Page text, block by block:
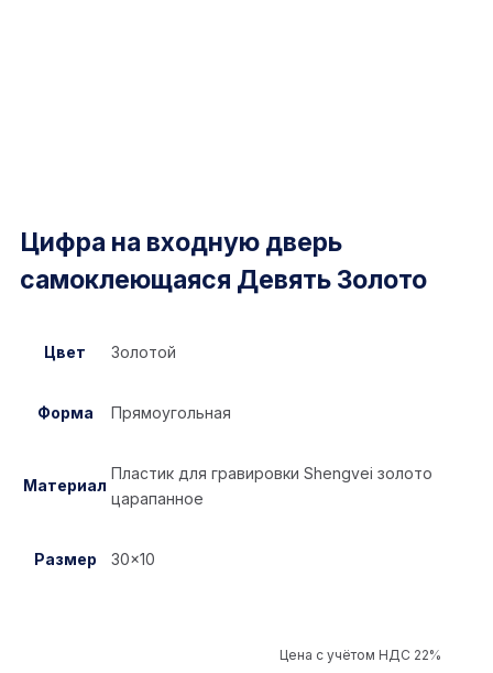
Цифра на входную дверь
самоклеющаяся Девять Золото
Цвет Золотой
Форма Прямоугольная
Материал
Пластик для гравировки Shengvei золото
царапанное
Размер 30×10
Цена с учётом НДС 22%